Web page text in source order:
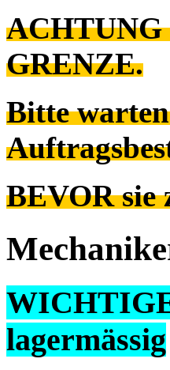
ACHTUNG
GRENZE.
Bitte
BEVOR sie
lagermässig